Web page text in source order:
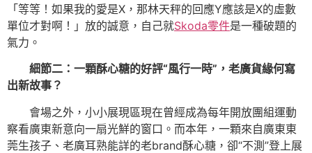
「等等！如果我的愛是X，那林天秤的回應Y應該是X的虛數
單位才對啊！」放的誠意，自己就Skoda零件是一種破題的
氣力。
細節二：一顆酥心糖的好評“風行一時”，老廣貨緣何寫
出新故事？
會場之外，小小展現區現在曾經成為每年開放團組運動
察看廣東新意向一扇光鮮的窗口。而本年，一顆來自廣東東
莞生孩子、老廣耳熟能詳的老brand酥心糖，卻“不測”登上展